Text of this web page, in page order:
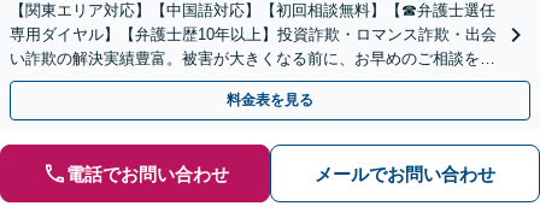
【関東エリア対応】【中国語対応】【初回相談無料】【☎︎弁護士選任
専用ダイヤル】【弁護士歴10年以上】投資詐欺・ロマンス詐欺・出会
い詐欺の解決実績豊富。被害が大きくなる前に、お早めのご相談を。
セカンドオピニオン・オンラインの対応も可能
料金表を見る
電話でお問い合わせ メールでお問い合わせ